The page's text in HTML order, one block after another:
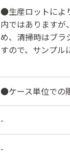
●生産ロットによ
内ではあります
め、清掃時はブ
すので、サンプル
●ケース単位での
-
-